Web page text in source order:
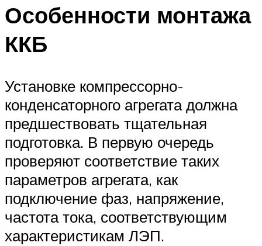
Особенности монтажа
ККБ
Установке компрессорно-
конденсаторного агрегата должна
предшествовать тщательная
подготовка. В первую очередь
проверяют соответствие таких
параметров агрегата, как
подключение фаз, напряжение,
частота тока, соответствующим
характеристикам ЛЭП.